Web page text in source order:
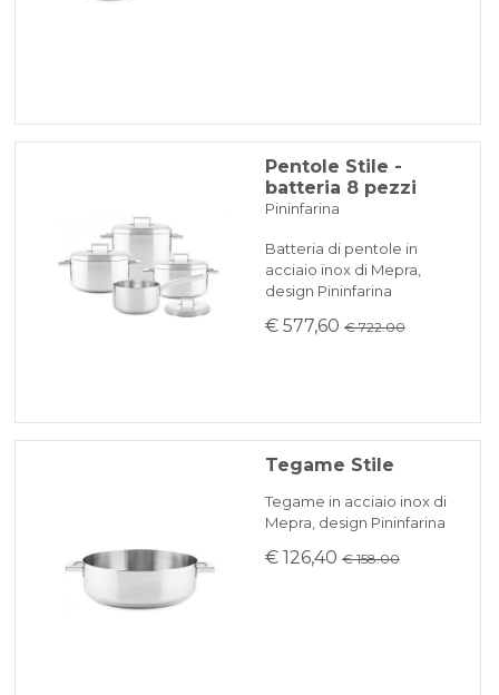
Pentole Stile -
batteria 8 pezzi
Pininfarina
Batteria di pentole in
acciaio inox di Mepra,
design Pininfarina
€ 577,60 € 722.00
Tegame Stile
Tegame in acciaio inox di
Mepra, design Pininfarina
€ 126,40 € 158.00